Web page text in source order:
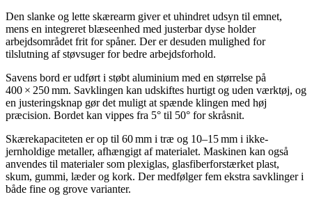
Den slanke og lette skærearm giver et uhindret udsyn til emnet,
mens en integreret blæseenhed med justerbar dyse holder
arbejdsområdet frit for spåner. Der er desuden mulighed for
tilslutning af støvsuger for bedre arbejdsforhold.
Savens bord er udført i støbt aluminium med en størrelse på
400 × 250 mm. Savklingen kan udskiftes hurtigt og uden værktøj, og
en justeringsknap gør det muligt at spænde klingen med høj
præcision. Bordet kan vippes fra 5° til 50° for skråsnit.
Skærekapaciteten er op til 60 mm i træ og 10–15 mm i ikke-
jernholdige metaller, afhængigt af materialet. Maskinen kan også
anvendes til materialer som plexiglas, glasfiberforstærket plast,
skum, gummi, læder og kork. Der medfølger fem ekstra savklinger i
både fine og grove varianter.